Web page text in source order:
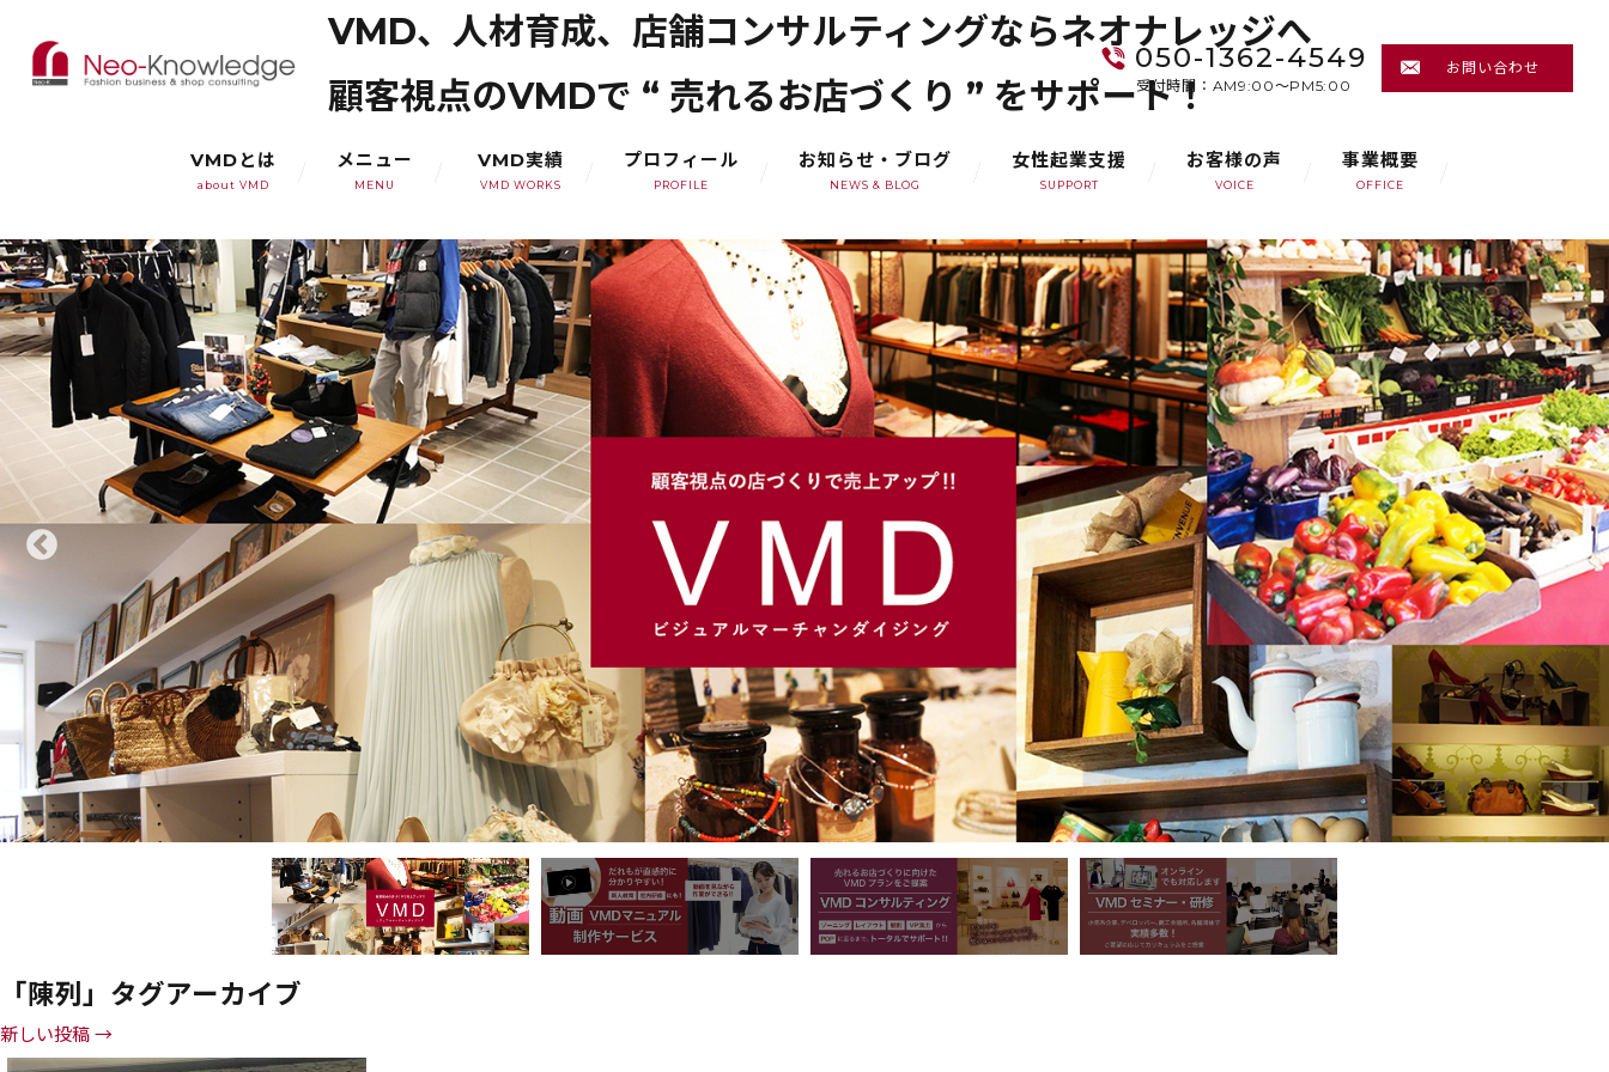
VMD、人材育成、店舗コンサルティングならネオナレッジへ
顧客視点のVMDで “ 売れるお店づくり ” をサポート！
050-1362-4549
受付時間：AM9:00～PM5:00
お問い合わせ
VMDとは
about VMD
メニュー
MENU
VMD実績
VMD WORKS
プロフィール
PROFILE
お知らせ・ブログ
NEWS & BLOG
女性起業支援
SUPPORT
お客様の声
VOICE
事業概要
OFFICE
「陳列」タグアーカイブ
新しい投稿 →